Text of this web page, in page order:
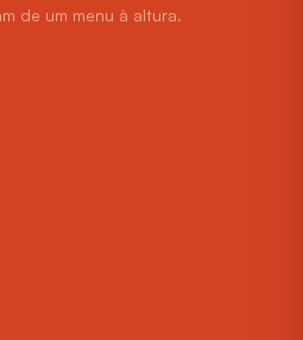
de um menu à altura.